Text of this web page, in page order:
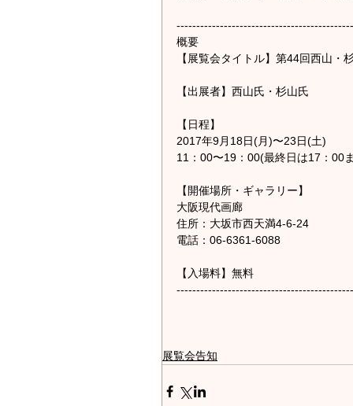
概要
【展覧会タイトル】第44回西山・
【出展者】西山氏・杉山氏
【日程】
2017年9月18日(月)〜23日(土)
11：00〜19：00(最終日は17：00
【開催場所・ギャラリー】
大阪現代画廊
住所：大坂市西天満4-6-24
電話：06-6361-6088
【入場料】無料
展覧会告知